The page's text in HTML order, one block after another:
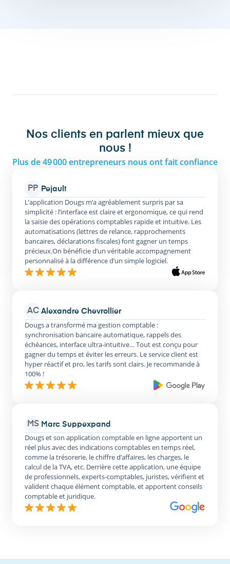
Nos clients en parlent mieux que
nous !
Plus de 49 000 entrepreneurs nous ont fait confiance
PP Pejault
L’application Dougs m’a agréablement surpris par sa
simplicité : l’interface est claire et ergonomique, ce qui rend
la saisie des opérations comptables rapide et intuitive. Les
automatisations (lettres de relance, rapprochements
bancaires, déclarations fiscales) font gagner un temps
précieux.On bénéficie d’un véritable accompagnement
personnalisé à la différence d’un simple logiciel.
AC Alexandre Chevrollier
Dougs a transformé ma gestion comptable :
synchronisation bancaire automatique, rappels des
échéances, interface ultra-intuitive… Tout est conçu pour
gagner du temps et éviter les erreurs. Le service client est
hyper réactif et pro, les tarifs sont clairs. Je recommande à
100% !
MS Marc Suppexpand
Dougs et son application comptable en ligne apportent un
réel plus avec des indications comptables en temps réel,
comme la trésorerie, le chiffre d’affaires, les charges, le
calcul de la TVA, etc. Derrière cette application, une équipe
de professionnels, experts-comptables, juristes, vérifient et
valident chaque élément comptable, et apportent conseils
comptable et juridique.